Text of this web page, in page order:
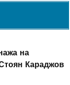
на
Караджов